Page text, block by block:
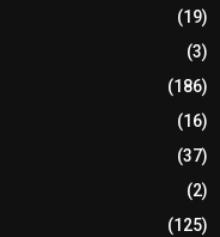
(19)
(3)
(186)
(16)
(37)
(2)
(125)